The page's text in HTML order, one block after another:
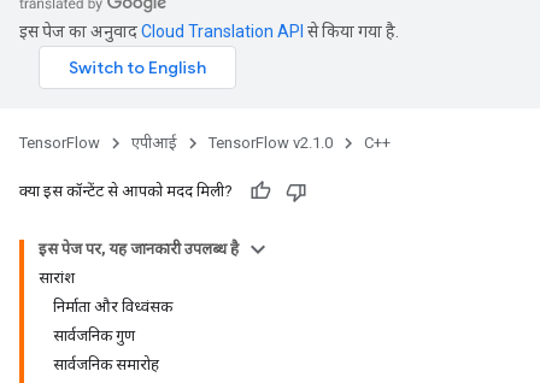
इस पेज का अनुवादCloud Translation API से किया गया है.
TensorFlow एपीआई TensorFlow v2.1.0 C++
क्या इस कॉन्टेंट से आपको मदद मिली?
इस पेज पर, यह जानकारी उपलब्ध है
सारांश
निर्माता और विध्वंसक
सार्वजनिक गुण
सार्वजनिक समारोह